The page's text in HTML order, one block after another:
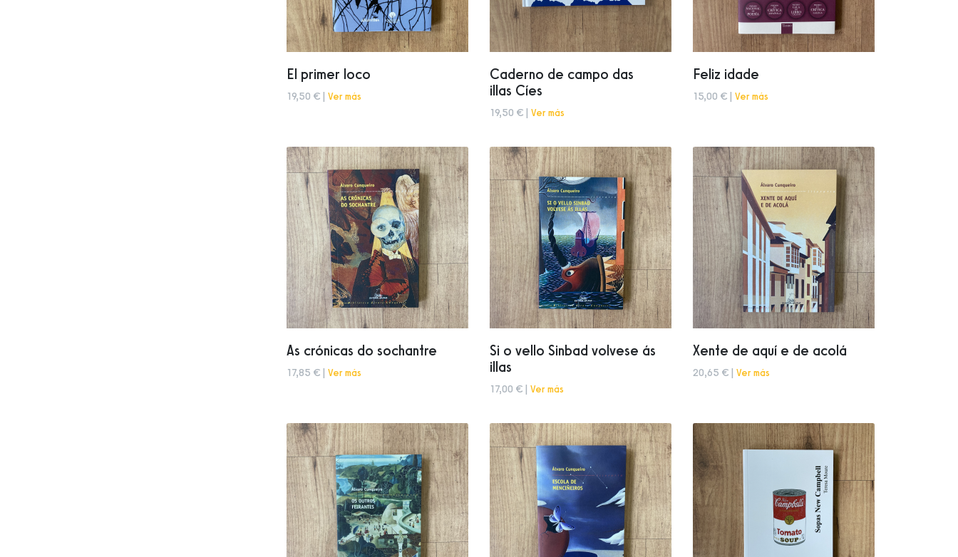
El primer loco
19,50 € | Ver más
Caderno de campo das
illas Cíes
19,50 € | Ver más
Feliz idade
15,00 € | Ver más
As crónicas do sochantre
17,85 € | Ver más
Si o vello Sinbad volvese ás
illas
17,00 € | Ver más
Xente de aquí e de acolá
20,65 € | Ver más